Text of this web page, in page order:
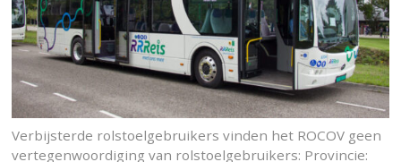
Verbijsterde rolstoelgebruikers vinden het ROCOV geen
vertegenwoordiging van rolstoelgebruikers: Provincie: